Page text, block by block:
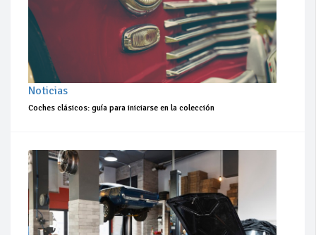
Noticias
Coches clásicos: guía para iniciarse en la colección